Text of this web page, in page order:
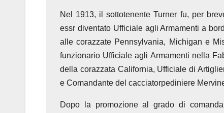
Nel 1913, il sottotenente Turner fu, per
essr diventato Ufficiale agli Armamenti a
alle corazzate Pennsylvania, Michigan e
funzionario Ufficiale agli Armamenti nella
della corazzata California, Ufficiale di
e Comandante del cacciatorpediniere
Dopo la promozione al grado di